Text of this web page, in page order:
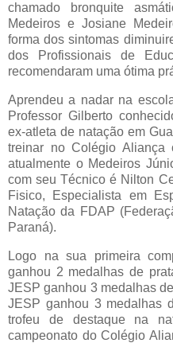
chamado bronquite
Medeiros e Josiane
forma dos sintomas
dos Profissionais de
recomendaram uma ótima
Aprendeu a nadar na
Professor Gilberto
ex-atleta de natação em
treinar no Colégio Aliança
atualmente o Medeiros
com seu Técnico é Nilton
Fisico, Especialista em
Natação da FDAP
Paraná).
Logo na sua primeira
ganhou 2 medalhas de
JESP ganhou 3 medalhas
JESP ganhou 3 medalhas
trofeu de destaque na
campeonato do Colégio